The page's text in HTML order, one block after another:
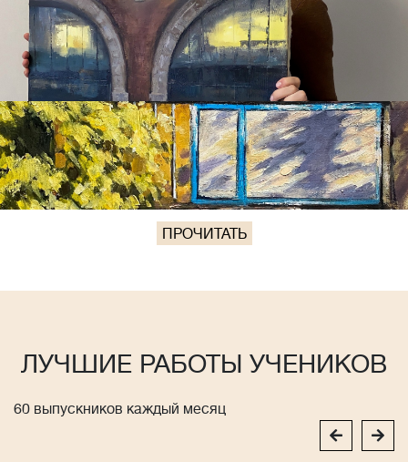
ПРОЧИТАТЬ
ЛУЧШИЕ РАБОТЫ УЧЕНИКОВ
60 выпускников каждый месяц